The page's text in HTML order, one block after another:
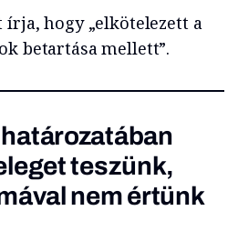
írja, hogy „elkötelezett a
betartása mellett”.
határozatában
teszünk,
nem értünk